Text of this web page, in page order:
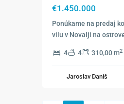
€1.450.000
Ponúkame na predaj
vilu v Novalji na
4 4 310,00 m2
Jaroslav Daniš